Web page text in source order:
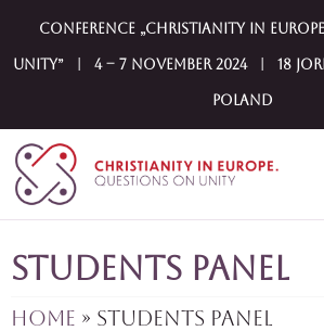
Conference „Christianity in
Unity” | 4 – 7 November 2024 | 18
Poland
Students panel
Home » Students panel